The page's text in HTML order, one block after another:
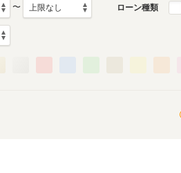
〜 ローン種類